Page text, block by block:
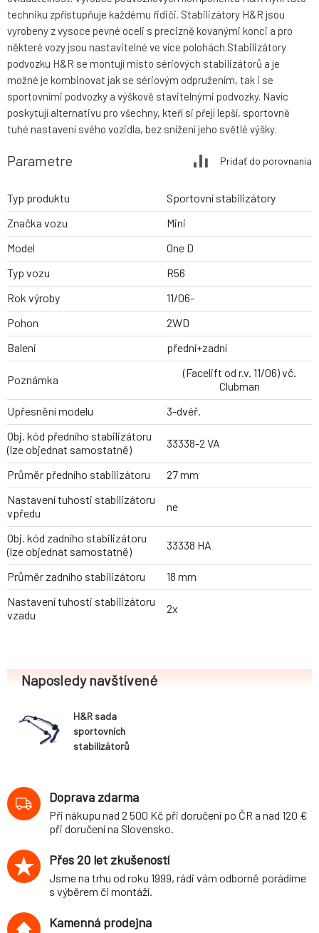
techniku zpřístupňuje každému řidiči. Stabilizátory H&R jsou
vyrobeny z vysoce pevné oceli s precizně kovanými konci a pro
některé vozy jsou nastavitelné ve více polohách.Stabilizátory
podvozku H&R se montují místo sériových stabilizátorů a je
možné je kombinovat jak se sériovým odpružením, tak i se
sportovními podvozky a výškově stavitelnými podvozky. Navíc
poskytují alternativu pro všechny, kteří si přejí lepší, sportovně
tuhé nastavení svého vozidla, bez snížení jeho světlé výšky.
Parametre Pridať do porovnania
Typ produktu
Sportovní stabilizátory
Značka vozu
Mini
Model
One D
Typ vozu
R56
Rok výroby
11/06-
Pohon
2WD
Balení
přední+zadní
Poznámka
(Facelift od r.v. 11/06) vč.
Clubman
Upřesnění modelu
3-dvéř.
Obj. kód předního stabilizátoru
(lze objednat samostatně)
33338-2 VA
Průměr předního stabilizátoru
27 mm
Nastavení tuhosti stabilizátoru
vpředu
ne
Obj. kód zadního stabilizátoru
(lze objednat samostatně)
33338 HA
Průměr zadního stabilizátoru
18 mm
Nastavení tuhosti stabilizátoru
vzadu
2x
Naposledy navštívené
H&R sada
sportovních
stabilizátorů
(R56) 3-dvéř.,
2WD, r.v. 11/06-,
průměr 27 mm/18
mm
Doprava zdarma
Při nákupu nad 2 500 Kč při doručení po ČR a nad 120 €
při doručení na Slovensko.
Přes 20 let zkušeností
Jsme na trhu od roku 1999, rádi vám odborně porádíme
s výběrem či montáží.
Kamenná prodejna